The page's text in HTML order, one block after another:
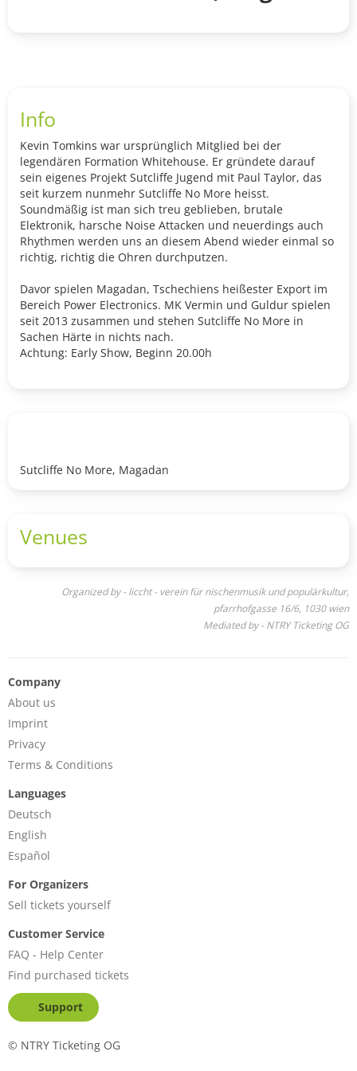
Info
Kevin Tomkins war ursprünglich Mitglied bei der
legendären Formation Whitehouse. Er gründete darauf
sein eigenes Projekt Sutcliffe Jugend mit Paul Taylor, das
seit kurzem nunmehr Sutcliffe No More heisst.
Soundmäßig ist man sich treu geblieben, brutale
Elektronik, harsche Noise Attacken und neuerdings auch
Rhythmen werden uns an diesem Abend wieder einmal so
richtig, richtig die Ohren durchputzen.
Davor spielen Magadan, Tschechiens heißester Export im
Bereich Power Electronics. MK Vermin und Guldur spielen
seit 2013 zusammen und stehen Sutcliffe No More in
Sachen Härte in nichts nach.
Achtung: Early Show, Beginn 20.00h
Sutcliffe No More, Magadan
Venues
Organized by - liccht - verein für nischenmusik und populärkultur,
pfarrhofgasse 16/6, 1030 wien
Mediated by - NTRY Ticketing OG
Company
About us
Imprint
Privacy
Terms & Conditions
Languages
Deutsch
English
Español
For Organizers
Sell tickets yourself
Customer Service
FAQ - Help Center
Find purchased tickets
Support
© NTRY Ticketing OG